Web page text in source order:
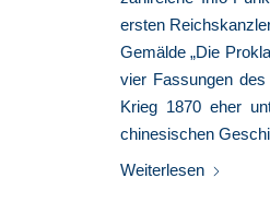
ersten
Gemälde „Die
vier Fassungen
Krieg 1870 eher
chinesischen
Weiterlesen